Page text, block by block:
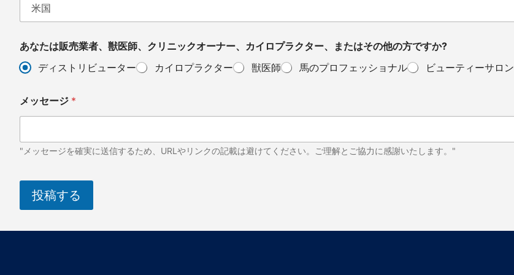
あなたは販売業者、獣医師、クリニックオーナー、カイロプラクター、またはその他の方ですか?
ディストリビューター
カイロプラクター 獣医師 馬のプロフェッショナル ビューティーサロン
メッセージ *
"メッセージを確実に送信するため、URLやリンクの記載は避けてください。ご理解とご協力に感謝いたします。"
投稿する